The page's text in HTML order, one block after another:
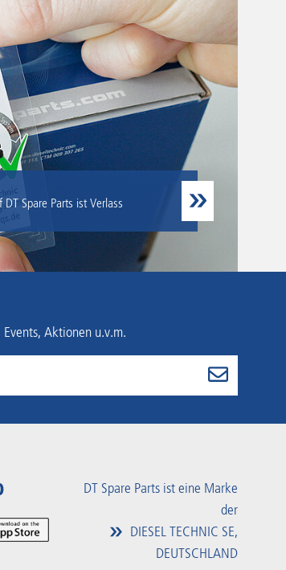
DT Spare Parts ist Verlass
Aktionen u.v.m.
DT Spare Parts ist eine Marke
der
DIESEL TECHNIC SE,
DEUTSCHLAND